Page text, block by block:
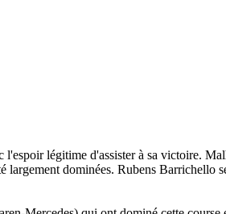
légitime d'assister à sa victoire.
dominées. Rubens Barrichello